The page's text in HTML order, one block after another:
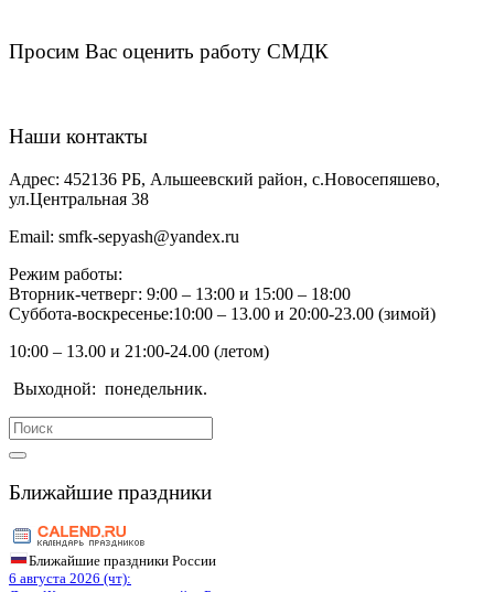
Просим Вас оценить работу СМДК
Наши контакты
Адрес: 452136 РБ, Альшеевский район, с.Новосепяшево,
ул.Центральная 38
Email: smfk-sepyash@yandex.ru
Режим работы:
Вторник-четверг: 9:00 – 13:00 и 15:00 – 18:00
Суббота-воскресенье:10:00 – 13.00 и 20:00-23.00 (зимой)
10:00 – 13.00 и 21:00-24.00 (летом)
Выходной: понедельник.
Search
for:
Ближайшие праздники
Ближайшие праздники России
6 августа 2026 (чт):